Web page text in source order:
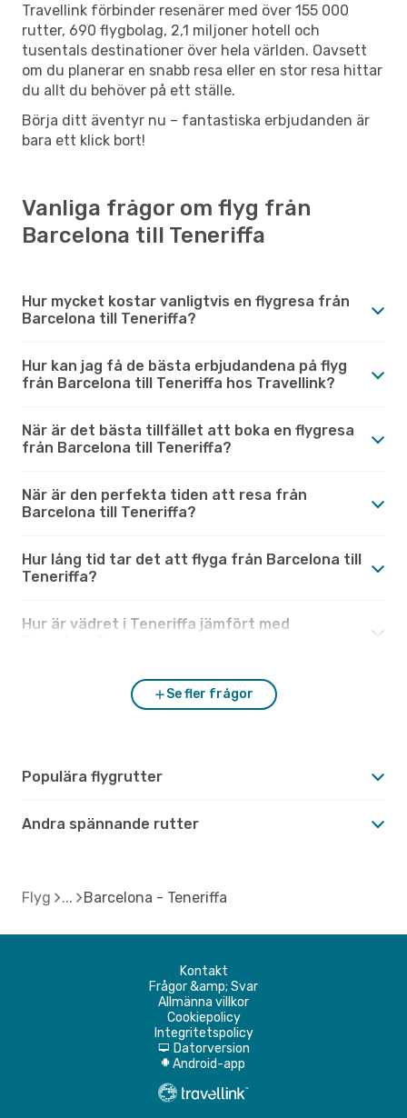
Travellink förbinder resenärer med över 155 000
rutter, 690 flygbolag, 2,1 miljoner hotell och
tusentals destinationer över hela världen. Oavsett
om du planerar en snabb resa eller en stor resa hittar
du allt du behöver på ett ställe.
Börja ditt äventyr nu – fantastiska erbjudanden är
bara ett klick bort!
Vanliga frågor om flyg från
Barcelona till Teneriffa
Hur mycket kostar vanligtvis en flygresa från
Barcelona till Teneriffa?
Hur kan jag få de bästa erbjudandena på flyg
från Barcelona till Teneriffa hos Travellink?
När är det bästa tillfället att boka en flygresa
från Barcelona till Teneriffa?
När är den perfekta tiden att resa från
Barcelona till Teneriffa?
Hur lång tid tar det att flyga från Barcelona till
Teneriffa?
Hur är vädret i Teneriffa jämfört med
Se fler frågor
Populära flygrutter
Andra spännande rutter
Flyg Barcelona - Teneriffa
Kontakt
Frågor &amp; Svar
Allmänna villkor
Cookiepolicy
Integritetspolicy
d Datorversion
A Android-app